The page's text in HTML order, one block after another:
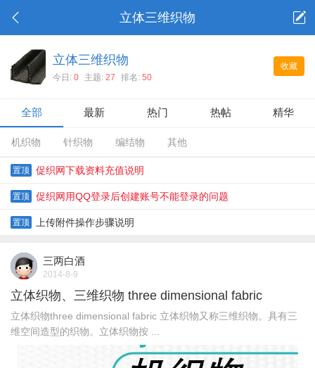
立体三维织物
收藏
立体三维织物
今日: 0 主题: 27 排名: 50
全部 最新 热门 热帖 精华
机织物 针织物 编结物 其他
置顶 促织网下载资料充值说明
置顶 促织网用QQ登录后创建账号不能登录的问题
置顶 上传附件操作步骤说明
三两白酒
2014-8-9
立体织物、三维织物 three dimensional fabric
立体织物three dimensional fabric 立体织物又称三维织物。具有三
维空间造型的织物。立体织物按 ...